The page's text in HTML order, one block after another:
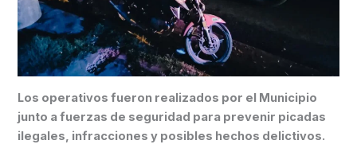
Los operativos fueron realizados por el Municipio
junto a fuerzas de seguridad para prevenir picadas
ilegales, infracciones y posibles hechos delictivos.